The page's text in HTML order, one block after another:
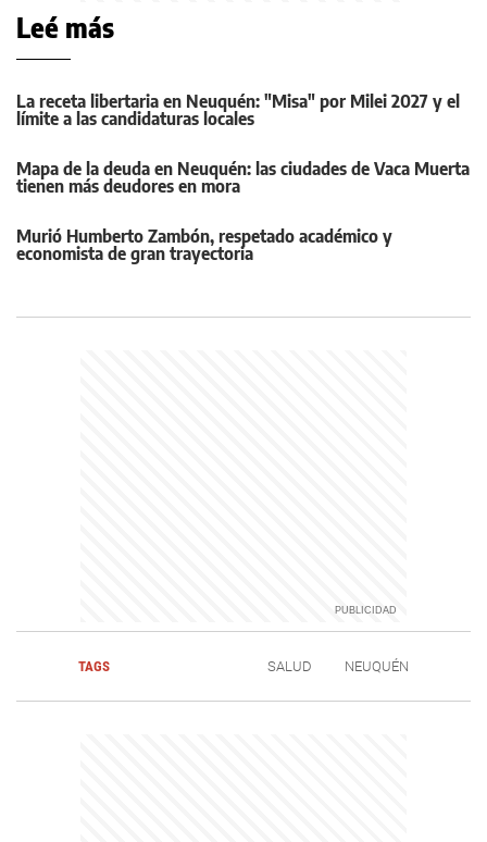
Leé más
La receta libertaria en Neuquén: "Misa" por Milei 2027 y el
límite a las candidaturas locales
Mapa de la deuda en Neuquén: las ciudades de Vaca Muerta
tienen más deudores en mora
Murió Humberto Zambón, respetado académico y
economista de gran trayectoria
TAGS SALUD NEUQUÉN